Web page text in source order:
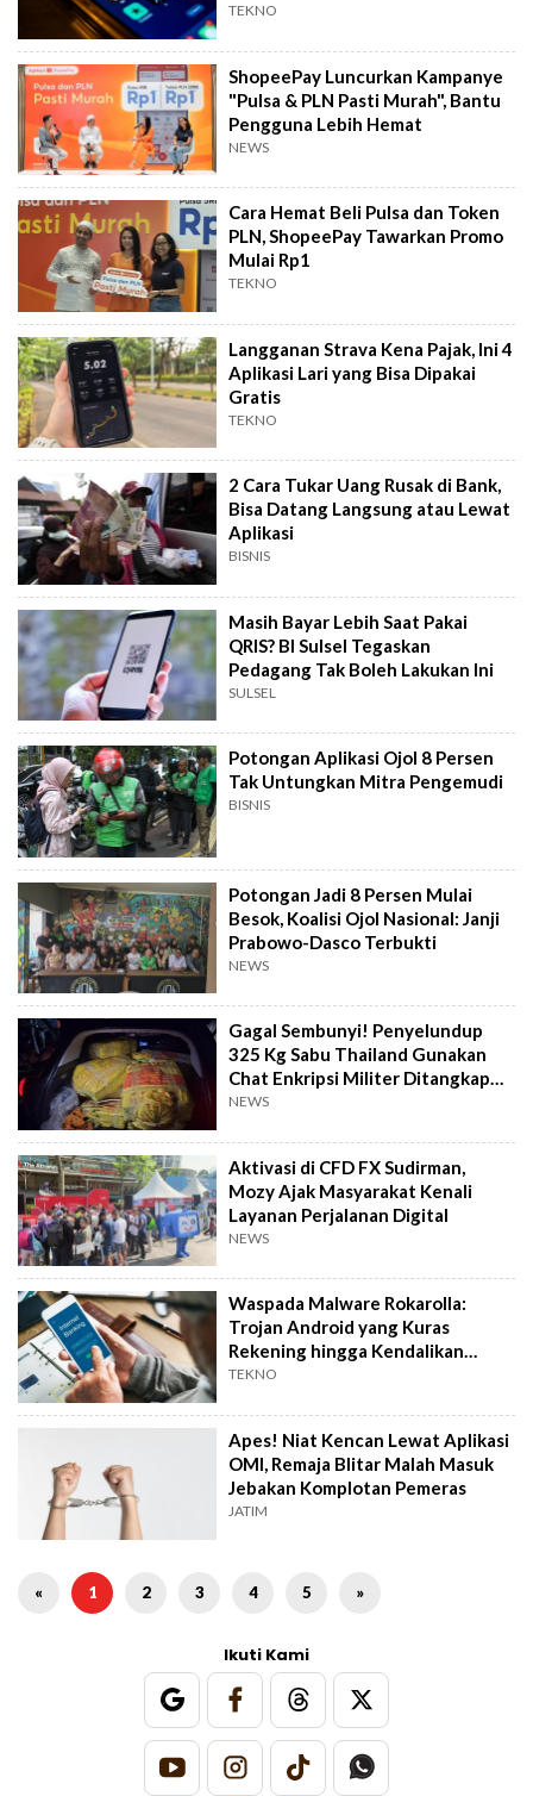
TEKNO
ShopeePay Luncurkan Kampanye
"Pulsa & PLN Pasti Murah", Bantu
Pengguna Lebih Hemat
NEWS
Cara Hemat Beli Pulsa dan Token
PLN, ShopeePay Tawarkan Promo
Mulai Rp1
TEKNO
Langganan Strava Kena Pajak, Ini 4
Aplikasi Lari yang Bisa Dipakai
Gratis
TEKNO
2 Cara Tukar Uang Rusak di Bank,
Bisa Datang Langsung atau Lewat
Aplikasi
BISNIS
Masih Bayar Lebih Saat Pakai
QRIS? BI Sulsel Tegaskan
Pedagang Tak Boleh Lakukan Ini
SULSEL
Potongan Aplikasi Ojol 8 Persen
Tak Untungkan Mitra Pengemudi
BISNIS
Potongan Jadi 8 Persen Mulai
Besok, Koalisi Ojol Nasional: Janji
Prabowo-Dasco Terbukti
NEWS
Gagal Sembunyi! Penyelundup
325 Kg Sabu Thailand Gunakan
Chat Enkripsi Militer Ditangkap
Bareskrim
NEWS
Aktivasi di CFD FX Sudirman,
Mozy Ajak Masyarakat Kenali
Layanan Perjalanan Digital
NEWS
Waspada Malware Rokarolla:
Trojan Android yang Kuras
Rekening hingga Kendalikan
Perangkat
TEKNO
Apes! Niat Kencan Lewat Aplikasi
OMI, Remaja Blitar Malah Masuk
Jebakan Komplotan Pemeras
JATIM
« 1 2 3 4 5 »
Ikuti Kami